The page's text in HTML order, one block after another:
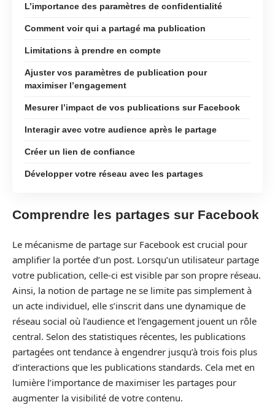
L’importance des paramètres de confidentialité
Comment voir qui a partagé ma publication
Limitations à prendre en compte
Ajuster vos paramètres de publication pour
maximiser l’engagement
Mesurer l’impact de vos publications sur Facebook
Interagir avec votre audience après le partage
Créer un lien de confiance
Développer votre réseau avec les partages
Comprendre les partages sur Facebook
Le mécanisme de partage sur Facebook est crucial pour
amplifier la portée d’un post. Lorsqu’un utilisateur partage
votre publication, celle-ci est visible par son propre réseau.
Ainsi, la notion de partage ne se limite pas simplement à
un acte individuel, elle s’inscrit dans une dynamique de
réseau social où l’audience et l’engagement jouent un rôle
central. Selon des statistiques récentes, les publications
partagées ont tendance à engendrer jusqu’à trois fois plus
d’interactions que les publications standards. Cela met en
lumière l’importance de maximiser les partages pour
augmenter la visibilité de votre contenu.